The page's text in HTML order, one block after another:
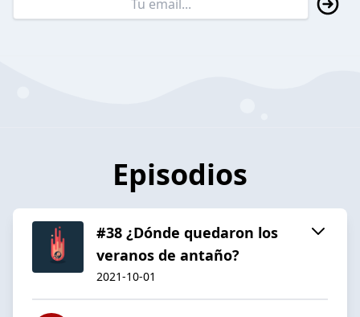
Episodios
#38 ¿Dónde quedaron los
veranos de antaño?
2021-10-01